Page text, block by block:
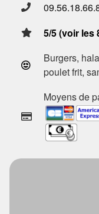
5/5 (voir les
Burgers,
poulet frit,
Moyens de